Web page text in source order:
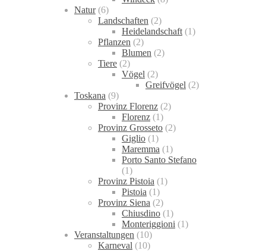
Natur(6)
Landschaften (2)
Heidelandschaft (1)
Pflanzen (2)
Blumen (2)
Tiere (2)
Vögel (2)
Greifvögel (2)
Toskana (9)
Provinz Florenz (2)
Florenz (1)
Provinz Grosseto (2)
Giglio (1)
Maremma (1)
Porto Santo Stefano
(1)
Provinz Pistoia (1)
Pistoia (1)
Provinz Siena (2)
Chiusdino (1)
Monteriggioni (1)
Veranstaltungen (10)
Karneval (10)